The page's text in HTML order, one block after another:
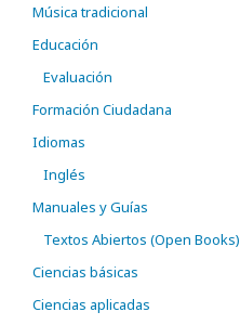
Música tradicional
Educación
Evaluación
Formación Ciudadana
Idiomas
Inglés
Manuales y Guías
Textos Abiertos (Open Books)
Ciencias básicas
Ciencias aplicadas